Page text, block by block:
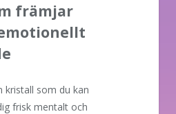
främjar
kristall som du kan
frisk mentalt och